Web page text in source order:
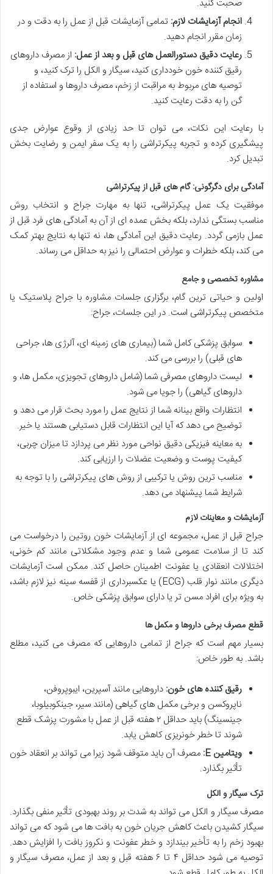
صحبت کنید.
انجام آزمایشات لازم: تمامی آزمایشات قبل از عمل را به دقت و در
زمان مقرر انجام دهید.
رعایت دقیق دستورالعمل های قبل و بعد از عمل: از مصرف داروهای
رقیق کننده خون خودداری کنید، سیگار و الکل را ترک کنید، و
توصیه های مربوط به مراقبت از زخم، مصرف داروها و استفاده از
گن را به دقت رعایت کنید.
با رعایت این نکات، می توان تا حد زیادی از وقوع عوارض جدی
پیشگیری کرده و تجربه پیکرتراشی را به یک سفر ایمن و رضایت بخش
تبدیل کرد.
آمادگی برای دگرگونی: گام های قبل از پیکرتراشی
موفقیت یک عمل پیکرتراشی، تنها به مهارت جراح و انتخاب روش
مناسب بستگی ندارد، بلکه بخش عمده ای از آن به آمادگی های فرد قبل از
عمل بازمی گردد. رعایت دقیق این آمادگی ها، نه تنها به نتایج بهتر کمک
می کند، بلکه خطرات و عوارض احتمالی را نیز به حداقل می رساند.
مشاوره تخصصی و جامع
اولین و حیاتی ترین گام، برگزاری جلسات مشاوره با جراح پلاستیک یا
متخصص پیکرتراشی است. در این جلسات، جراح:
سوابق پزشکی کامل شما (بیماری های زمینه ای، آلرژی ها، جراحی
های قبلی) را بررسی می کند.
لیست داروهای مصرفی شما (شامل داروهای تجویزی، مکمل ها، و
داروهای گیاهی) را جویا می شود.
انتظارات واقع بینانه شما از نتایج عمل را مورد بحث قرار می دهد و
توضیح می دهد که آیا این انتظارات قابل دستیابی هستند یا خیر.
به معاینه فیزیکی دقیق نواحی مورد نظر می پردازد تا میزان چربی،
کیفیت پوست و وضعیت عضلات را ارزیابی کند.
مناسب ترین روش یا ترکیبی از روش های پیکرتراشی را با توجه به
شرایط شما پیشنهاد می دهد.
آزمایشات و معاینات لازم
جراح قبل از عمل، مجموعه ای از آزمایشات خون روتین را درخواست می
کند تا از سلامت عمومی شما و عدم وجود مشکلاتی مانند کم خونی،
اختلالات انعقادی یا عفونت اطمینان حاصل کند. ممکن است آزمایشات
دیگری مانند نوار قلب (ECG) یا عکسبرداری از قفسه سینه نیز لازم باشد،
به ویژه برای افراد مسن تر یا دارای سوابق پزشکی خاص.
قطع مصرف برخی داروها و مکمل ها
بسیار مهم است که جراح از تمامی داروهایی که مصرف می کنید، مطلع
باشد. به طور خاص:
رقیق کننده های خون: داروهایی مانند آسپرین، ایبوپروفن،
ناپروکسن و برخی مکمل های گیاهی (مانند سیر، جینکوبیلوبا،
جینسینگ) باید حداقل ۲ هفته قبل از عمل با مشورت پزشک قطع
شوند تا خطر خونریزی کاهش یابد.
ویتامین E:
مصرف آن باید متوقف شود زیرا می تواند بر انعقاد خون
تأثیر بگذارد.
ترک سیگار و الکل
مصرف سیگار و الکل می تواند به شدت بر روند بهبودی تأثیر منفی بگذارد.
سیگار کشیدن باعث کاهش جریان خون به بافت ها می شود که می تواند
بهبود زخم را به تأخیر بیندازد و خطر عفونت و نکروز بافت را افزایش دهد.
توصیه می شود حداقل ۴ تا ۶ هفته قبل و بعد از عمل، مصرف سیگار و